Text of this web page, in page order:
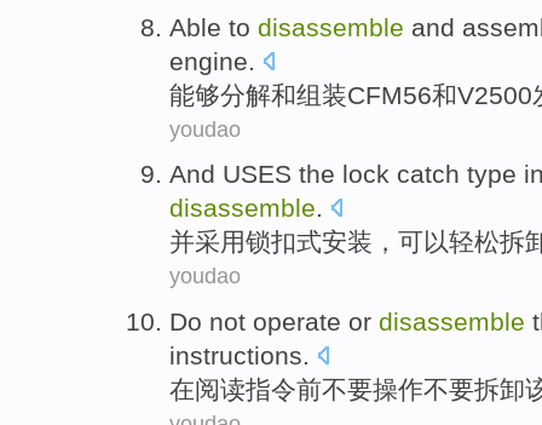
Able to disassemble and
engine
能够分解和组装CFM56和V2500
youdao
And USES the lock catch type
disassemble.
并采用锁扣式安装 ， 可以轻松拆
youdao
Do not operate or disassemble
instructions.
在阅读指令前不要操作不要拆卸